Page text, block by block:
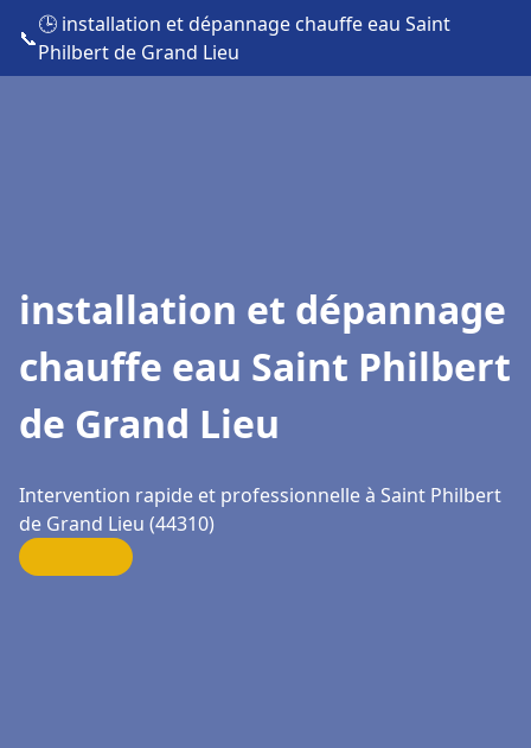
📞
🕒 installation et dépannage chauffe eau Saint
Philbert de Grand Lieu
installation et dépannage
chauffe eau Saint Philbert
de Grand Lieu
Intervention rapide et professionnelle à Saint Philbert
de Grand Lieu (44310)